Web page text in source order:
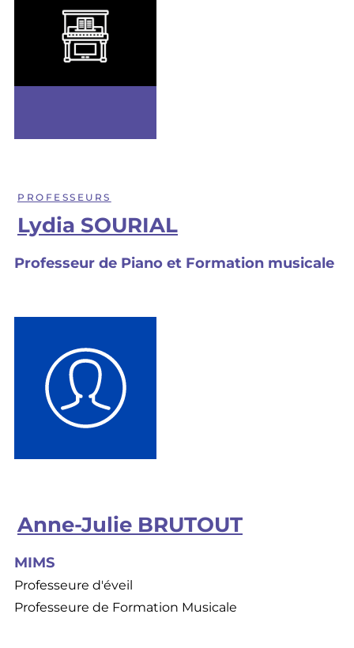
PROFESSEURS
Lydia SOURIAL
Professeur de Piano et Formation musicale
Anne-Julie BRUTOUT
MIMS
Professeure d'éveil
Professeure de Formation Musicale